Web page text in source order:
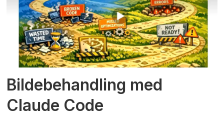
Bildebehandling med
Claude Code